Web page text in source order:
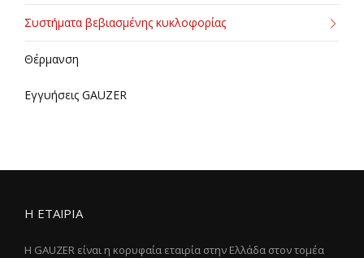
Συστήματα βεβιασμένης κυκλοφορίας
Θέρμανση
Εγγυήσεις GAUZER
Η ΕΤΑΙΡΙΑ
Η GAUZER είναι η κορυφαία εταιρία στην Ελλάδα στον τομέα